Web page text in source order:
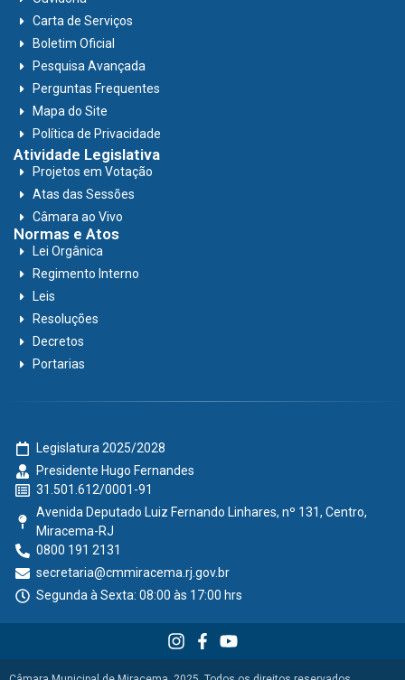
Carta de Serviços
Boletim Oficial
Pesquisa Avançada
Perguntas Frequentes
Mapa do Site
Política de Privacidade
Atividade Legislativa
Projetos em Votação
Atas das Sessões
Câmara ao Vivo
Normas e Atos
Lei Orgânica
Regimento Interno
Leis
Resoluções
Decretos
Portarias
Legislatura 2025/2028
Presidente Hugo Fernandes
31.501.612/0001-91
Avenida Deputado Luiz Fernando Linhares, nº 131, Centro,
Miracema-RJ
0800 191 2131
secretaria@cmmiracema.rj.gov.br
Segunda à Sexta: 08:00 às 17:00 hrs